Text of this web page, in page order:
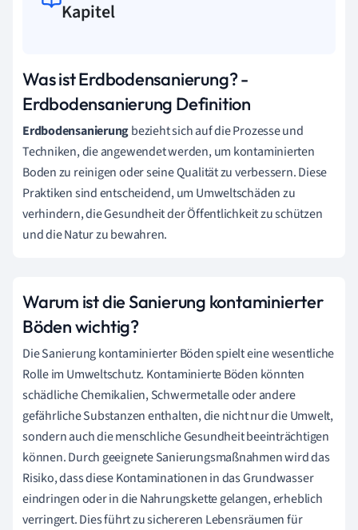
Kapitel
Was ist Erdbodensanierung? -
Erdbodensanierung Definition
Erdbodensanierungbezieht sich auf die Prozesse und
Techniken, die angewendet werden, um kontaminierten
Boden zu reinigen oder seine Qualität zu verbessern. Diese
Praktiken sind entscheidend, um Umweltschäden zu
verhindern, die Gesundheit der Öffentlichkeit zu schützen
und die Natur zu bewahren.
Warum ist die Sanierung kontaminierter
Böden wichtig?
Die Sanierung kontaminierter Böden spielt eine wesentliche
Rolle im Umweltschutz. Kontaminierte Böden könnten
schädliche Chemikalien, Schwermetalle oder andere
gefährliche Substanzen enthalten, die nicht nur die Umwelt,
sondern auch die menschliche Gesundheit beeinträchtigen
können. Durch geeignete Sanierungsmaßnahmen wird das
Risiko, dass diese Kontaminationen in das Grundwasser
eindringen oder in die Nahrungskette gelangen, erheblich
verringert. Dies führt zu sichereren Lebensräumen für